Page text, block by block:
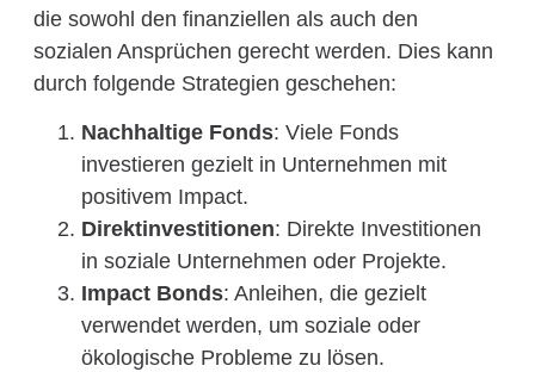
die sowohl den finanziellen als auch den
sozialen Ansprüchen gerecht werden. Dies kann
durch folgende Strategien geschehen:
Nachhaltige Fonds: Viele Fonds
investieren gezielt in Unternehmen mit
positivem Impact.
Direktinvestitionen: Direkte Investitionen
in soziale Unternehmen oder Projekte.
Impact Bonds: Anleihen, die gezielt
verwendet werden, um soziale oder
ökologische Probleme zu lösen.